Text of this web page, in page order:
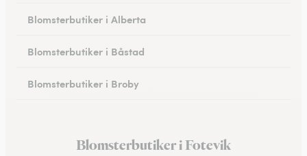
Blomsterbutiker i Alberta
Blomsterbutiker i Båstad
Blomsterbutiker i Broby
Blomsterbutiker i Bunkeflostrand
Blomsterbutiker i Fotevik